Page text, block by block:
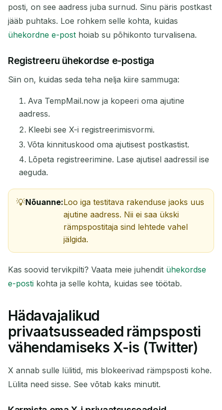
posti, on see aadress juba surnud. Sinu päris postkast
jääb puhtaks. Loe rohkem selle kohta, kuidas
ühekordne e-post hoiab su põhikonto turvalisena.
Registreeru ühekordse e-postiga
Siin on, kuidas seda teha nelja kiire sammuga:
Ava TempMail.now ja kopeeri oma ajutine
aadress.
Kleebi see X-i registreerimisvormi.
Võta kinnituskood oma ajutisest postkastist.
Lõpeta registreerimine. Lase ajutisel aadressil ise
aeguda.
Nõuanne:Loo iga testitava rakenduse jaoks uus
ajutine aadress. Nii ei saa ükski
rämpspostitaja sind lehtede vahel
jälgida.
Kas soovid tervikpilti? Vaata meie juhendit ühekordse
e-posti kohta ja selle kohta, kuidas see töötab.
Hädavajalikud
privaatsusseaded rämpsposti
vähendamiseks X-is (Twitter)
X annab sulle lülitid, mis blokeerivad rämpsposti kohe.
Lülita need sisse. See võtab kaks minutit.